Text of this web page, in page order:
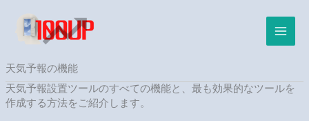
キ
ッ
プ
天気予報の機能
天気予報設置ツールのすべての機能と、最も効果的なツールを
作成する方法をご紹介します。